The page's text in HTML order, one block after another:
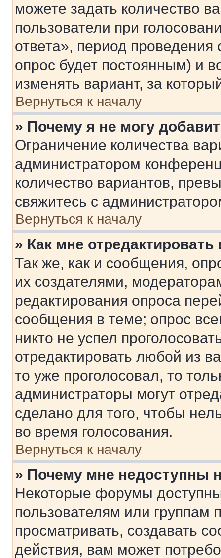
можете задать количество
пользователи при
ответа», период проведения
опрос будет постоянным) и
изменять вариант, за
Вернуться к началу
» Почему я не могу
Ограничение количества
администратором
количество вариантов,
свяжитесь с
Вернуться к началу
» Как мне
Так же, как и сообщения,
их создателями,
редактирования опроса
сообщения в теме; опрос
никто не успел
отредактировать любой из
то уже проголосовал, то
администраторы могут
сделано для того, чтобы
во время голосования.
Вернуться к началу
» Почему мне недоступны
Некоторые форумы
пользователям или группам
просматривать, создавать
действия, вам может